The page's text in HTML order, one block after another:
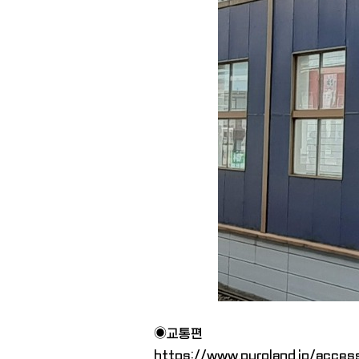
◉교통편
https://www.puroland.jp/